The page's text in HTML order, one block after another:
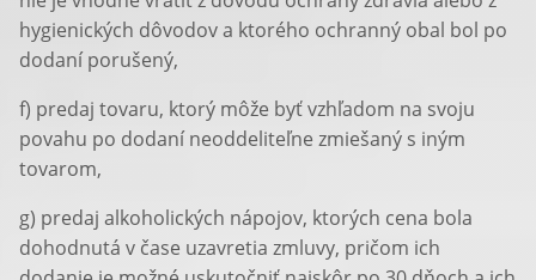
hygienických dôvodov a ktorého ochranný obal bol po
dodaní porušený,
f) predaj tovaru, ktorý môže byť vzhľadom na svoju
povahu po dodaní neoddeliteľne zmiešaný s iným
tovarom,
g) predaj alkoholických nápojov, ktorých cena bola
dohodnutá v čase uzavretia zmluvy, pričom ich